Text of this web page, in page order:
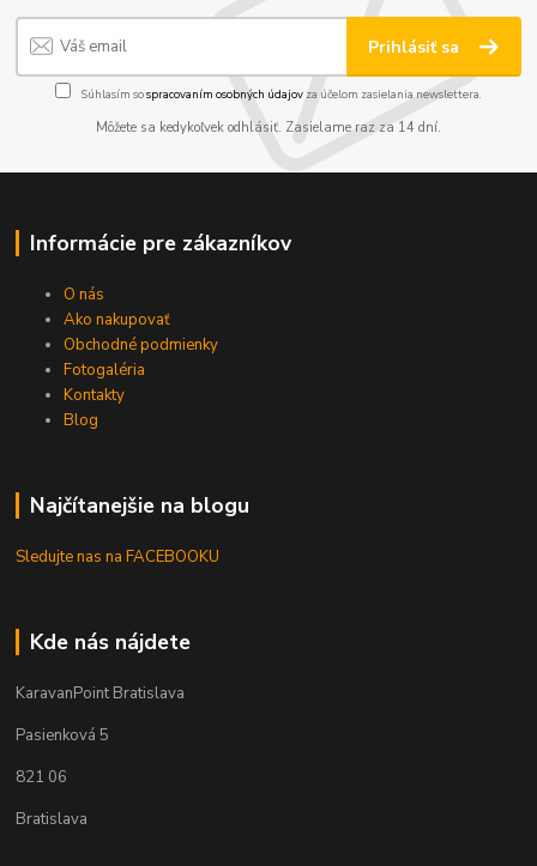
Prihlásiť sa
Súhlasím sospracovaním osobných údajov za účelom zasielania newslettera.
Môžete sa kedykoľvek odhlásiť. Zasielame raz za 14 dní.
Informácie pre zákazníkov
O nás
Ako nakupovať
Obchodné podmienky
Fotogaléria
Kontakty
Blog
Najčítanejšie na blogu
Sledujte nas na FACEBOOKU
Kde nás nájdete
KaravanPoint Bratislava
Pasienková 5
821 06
Bratislava